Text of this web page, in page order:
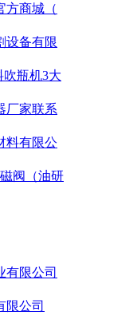
方商城（
设备有限
吹瓶机3大
厂家联系
料有限公
阀（油研
有限公司
限公司